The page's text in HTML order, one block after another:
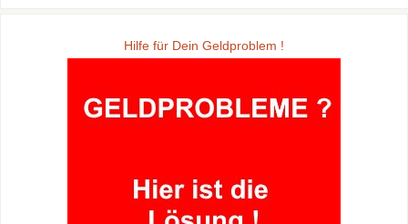
Hilfe für Dein Geldproblem !